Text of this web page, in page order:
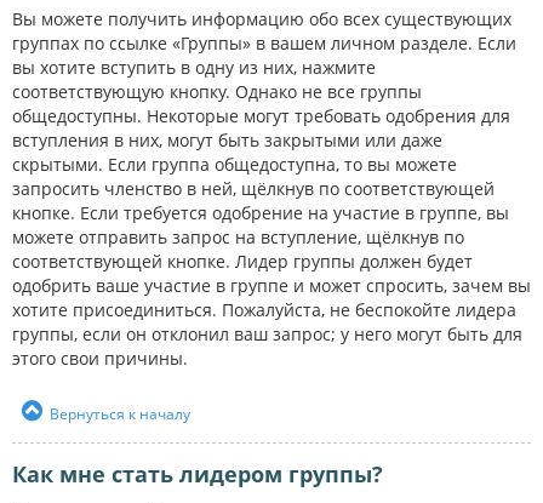
Вы можете получить информацию обо всех существующих
группах по ссылке «Группы» в вашем личном разделе. Если
вы хотите вступить в одну из них, нажмите
соответствующую кнопку. Однако не все группы
общедоступны. Некоторые могут требовать одобрения для
вступления в них, могут быть закрытыми или даже
скрытыми. Если группа общедоступна, то вы можете
запросить членство в ней, щёлкнув по соответствующей
кнопке. Если требуется одобрение на участие в группе, вы
можете отправить запрос на вступление, щёлкнув по
соответствующей кнопке. Лидер группы должен будет
одобрить ваше участие в группе и может спросить, зачем вы
хотите присоединиться. Пожалуйста, не беспокойте лидера
группы, если он отклонил ваш запрос; у него могут быть для
этого свои причины.
Вернуться к началу
Как мне стать лидером группы?